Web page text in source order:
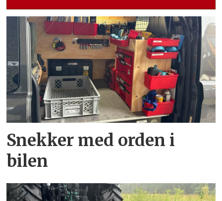
Snekker med orden i
bilen